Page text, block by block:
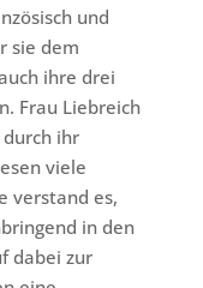
und
sie dem
ihre drei
Frau Liebreich
ihr
viele
verstand es,
in den
dabei zur